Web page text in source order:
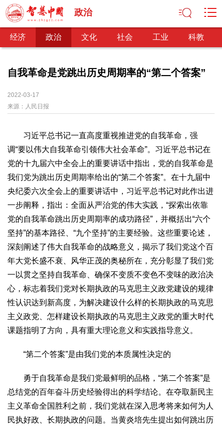
政治
经济 政治 文化 社会 工业 科教
经济
经济观察 产业纵横
深化改革 依法治国 司法公正 民主政治
观察思考
网文推荐
文化
中华文化 核心价值 文化产业 文化事业
艺术百家
文化观察
智海钩沉
社会
社会治理 社会保障 城乡发展 民生建设
工业
装备制造 智能制造 制造2025 大国工匠
科教
科技观察 创新前沿 智慧教育 职业教育
三农
国防
国防建设 军民融合 兵器装备 军营风采
国际
自我革命是党跳出历史周期率的“第二个答案”
2022-03-17
来源： 人民日报
习近平总书记一直高度重视推进党的自我革命，强
调“要以伟大自我革命引领伟大社会革命”。习近平总书记在
党的十九届六中全会上的重要讲话中指出，党的自我革命是
我们党为跳出历史周期率给出的“第二个答案”。在十九届中
央纪委六次全会上的重要讲话中，习近平总书记对此作出进
一步阐释，指出：全面从严治党的伟大实践，“探索出依靠
党的自我革命跳出历史周期率的成功路径”，并概括出“六个
坚持”的基本路径、“九个坚持”的主要经验。这些重要论述，
深刻阐述了伟大自我革命的战略意义，揭示了我们党这个百
年大党长盛不衰、风华正茂的奥秘所在，充分彰显了我们党
一以贯之坚持自我革命、确保不变质不变色不变味的政治决
心，标志着我们党对长期执政的马克思主义政党建设的规律
性认识达到新高度，为解决建设什么样的长期执政的马克思
主义政党、怎样建设长期执政的马克思主义政党的重大时代
课题指明了方向，具有重大理论意义和实践指导意义。
“第二个答案”是由我们党的本质属性决定的
勇于自我革命是我们党最鲜明的品格，“第二个答案”是
总结党的百年奋斗历史经验得出的科学结论。在夺取新民主
主义革命全国胜利之前，我们党就在深入思考将来如何为人
民执好政、长期执政的问题。当黄炎培先生提出如何跳出历